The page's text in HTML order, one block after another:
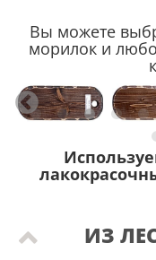
Вы можете
морилок и
ИЗ